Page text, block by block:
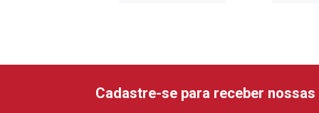
Cadastre-se para receber